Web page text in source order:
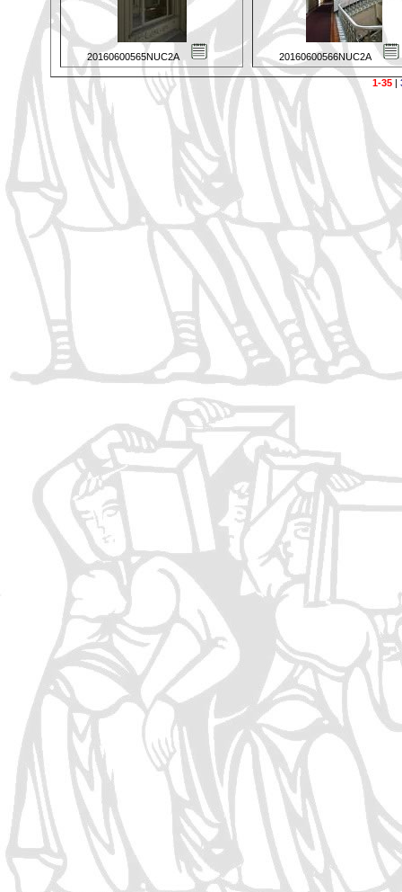
20160600565NUC2A 20160600566NUC2A
1-35|